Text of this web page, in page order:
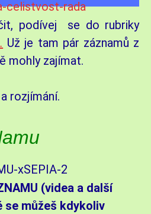
podívej se do rubriky
Už je tam pár záznamů z
mohly zajímat.
rozjímání.
(videa a další
se můžeš kdykoliv